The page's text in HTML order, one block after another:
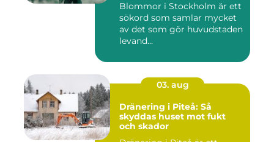
Blommor i Stockholm är ett
sökord som samlar mycket
av det som gör huvudstaden
levand...
03. aug
Dränering i Piteå: Så
skyddas huset mot fukt
och skador